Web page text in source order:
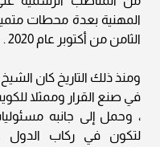
المهنية بعدة محطات
الثامن من أكتوبر عام 2020 .
ومنذ ذلك التاريخ كان
في صنع القرار وممثلا
، وحمل إلى جانبه
لتكون في ركاب الدول